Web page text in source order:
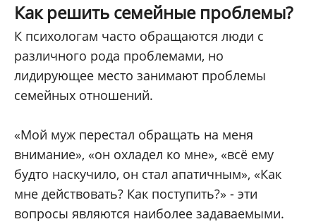
Как решить семейные проблемы?
К психологам часто обращаются люди с
различного рода проблемами, но
лидирующее место занимают проблемы
семейных отношений.
«Мой муж перестал обращать на меня
внимание», «он охладел ко мне», «всё ему
будто наскучило, он стал апатичным», «Как
мне действовать? Как поступить?» - эти
вопросы являются наиболее задаваемыми.